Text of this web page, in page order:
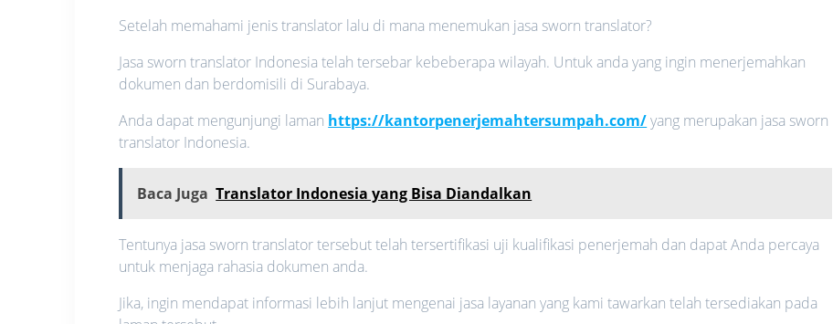
Setelah memahami jenis translator lalu di mana menemukan jasa sworn translator?
Jasa sworn translator Indonesia telah tersebar kebeberapa wilayah. Untuk anda yang ingin menerjemahkan
dokumen dan berdomisili di Surabaya.
Anda dapat mengunjungi laman https://kantorpenerjemahtersumpah.com/yang merupakan jasa sworn
translator Indonesia.
Baca Juga Translator Indonesia yang Bisa Diandalkan
Tentunya jasa sworn translator tersebut telah tersertifikasi uji kualifikasi penerjemah dan dapat Anda percaya
untuk menjaga rahasia dokumen anda.
Jika, ingin mendapat informasi lebih lanjut mengenai jasa layanan yang kami tawarkan telah tersediakan pada